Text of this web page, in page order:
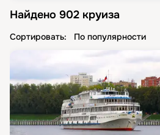
Найдено 902 круиза
Сортировать: По популярности